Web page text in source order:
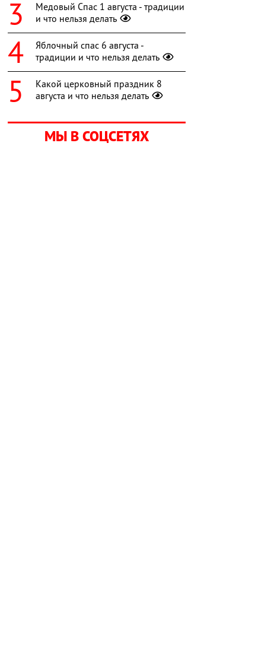
Медовый Спас 1 августа - традиции
и что нельзя делать
Яблочный спас 6 августа -
традиции и что нельзя делать
Какой церковный праздник 8
августа и что нельзя делать
МЫ В СОЦСЕТЯХ